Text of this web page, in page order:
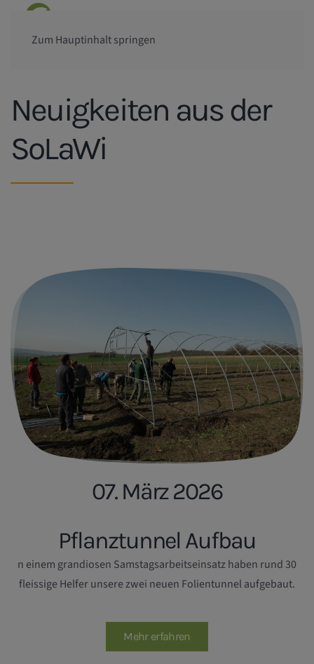
Zum Hauptinhalt springen
Neuigkeiten aus der
SoLaWi
07. März 2026
Pflanztunnel Aufbau
n einem grandiosen Samstagsarbeitseinsatz haben rund 30
fleissige Helfer unsere zwei neuen Folientunnel aufgebaut.
Mehr erfahren